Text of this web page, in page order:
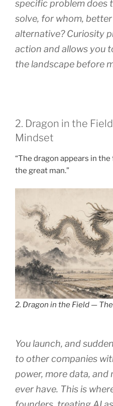
specific problem does
solve, for whom,
alternative? Curiosity
action and allows you
the landscape before
2. Dragon in the
Mindset
“The dragon appears in
the great man.”
2. Dragon in the Field —
You launch, and
to other companies
power, more data, and
ever have. This is